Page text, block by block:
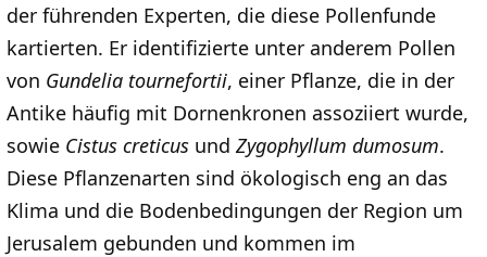
der führenden Experten, die diese Pollenfunde
kartierten. Er identifizierte unter anderem Pollen
von Gundelia tournefortii, einer Pflanze, die in der
Antike häufig mit Dornenkronen assoziiert wurde,
sowie Cistus creticus und Zygophyllum dumosum.
Diese Pflanzenarten sind ökologisch eng an das
Klima und die Bodenbedingungen der Region um
Jerusalem gebunden und kommen im